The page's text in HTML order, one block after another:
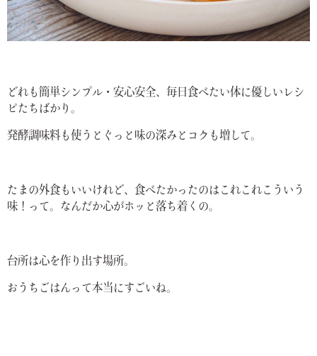
どれも簡単シンプル・安心安全、毎日食べたい体に優しいレシ
ピたちばかり。
発酵調味料も使うとぐっと味の深みとコクも増して。
たまの外食もいいけれど、食べたかったのはこれこれこういう
味！って。なんだか心がホッと落ち着くの。
台所は心を作り出す場所。
おうちごはんって本当にすごいね。